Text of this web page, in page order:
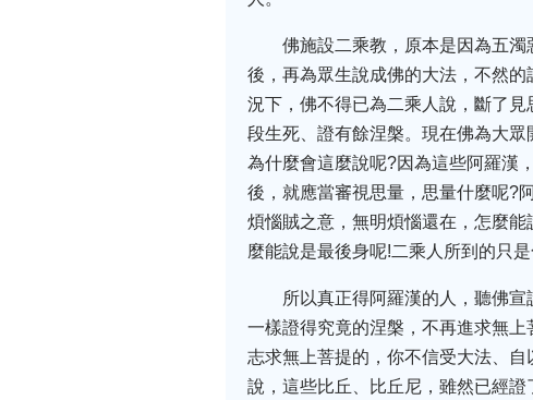
佛施設二乘教，原本是因為五
後，再為眾生說成佛的大法，不然
況下，佛不得已為二乘人說，斷了
段生死、證有餘涅槃。現在佛為大
為什麼會這麼說呢?因為這些阿羅漢
後，就應當審視思量，思量什麼呢?
煩惱賊之意，無明煩惱還在，怎麼
麼能說是最後身呢!二乘人所到的只
所以真正得阿羅漢的人，聽佛
一樣證得究竟的涅槃，不再進求無
志求無上菩提的，你不信受大法、
說，這些比丘、比丘尼，雖然已經